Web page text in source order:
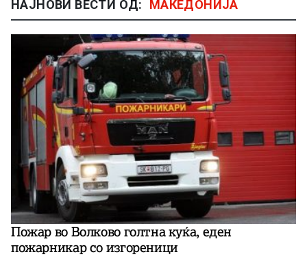
НАЈНОВИ ВЕСТИ ОД: МАКЕДОНИЈА
Пожар во Волково голтна куќа, еден
пожарникар со изгореници